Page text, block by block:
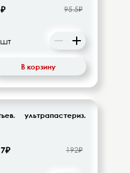
95.5₽
В корзину
ультрапастериз.
192₽